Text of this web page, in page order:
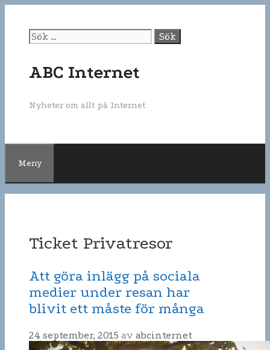
innehåll
Sök
efter:
ABC Internet
Nyheter om allt på Internet
Meny
Ticket Privatresor
Att göra inlägg på sociala
medier under resan har
blivit ett måste för många
24 september, 2015 av abcinternet